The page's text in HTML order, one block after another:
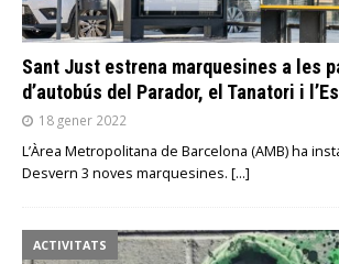
Sant Just estrena marquesines a les
d’autobús del Parador, el Tanatori i
18 gener 2022
L’Àrea Metropolitana de Barcelona (AMB) ha
Desvern 3 noves marquesines. […]
ACTIVITATS